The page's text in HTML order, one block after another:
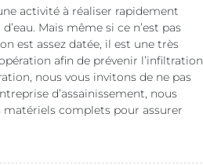
activité à réaliser rapidement
Mais même si ce n’est pas
est assez datée, il est une très
afin de prévenir l’infiltration
nous vous invitons de ne pas
d’assainissement, nous
complets pour assurer